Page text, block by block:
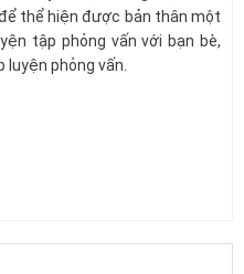
thể hiện được bản thân một
tập phỏng vấn với bạn bè,
phỏng vấn.